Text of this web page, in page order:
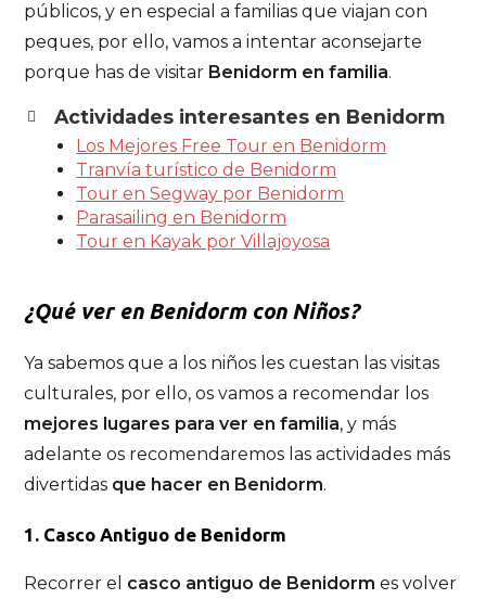
públicos, y en especial a familias que viajan con
peques, por ello, vamos a intentar aconsejarte
porque has de visitar Benidorm en familia.
Actividades interesantes en Benidorm
Los Mejores Free Tour en Benidorm
Tranvía turístico de Benidorm
Tour en Segway por Benidorm
Parasailing en Benidorm
Tour en Kayak por Villajoyosa
¿Qué ver en Benidorm con Niños?
Ya sabemos que a los niños les cuestan las visitas
culturales, por ello, os vamos a recomendar los
mejores lugares para ver en familia, y más
adelante os recomendaremos las actividades más
divertidas que hacer en Benidorm.
1. Casco Antiguo de Benidorm
Recorrer el casco antiguo de Benidorm es volver